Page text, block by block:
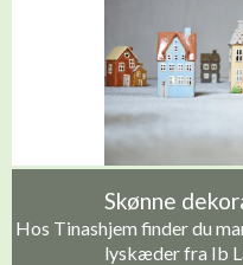
Skønne
Hos Tinashjem finder du
lyskæder fra Ib